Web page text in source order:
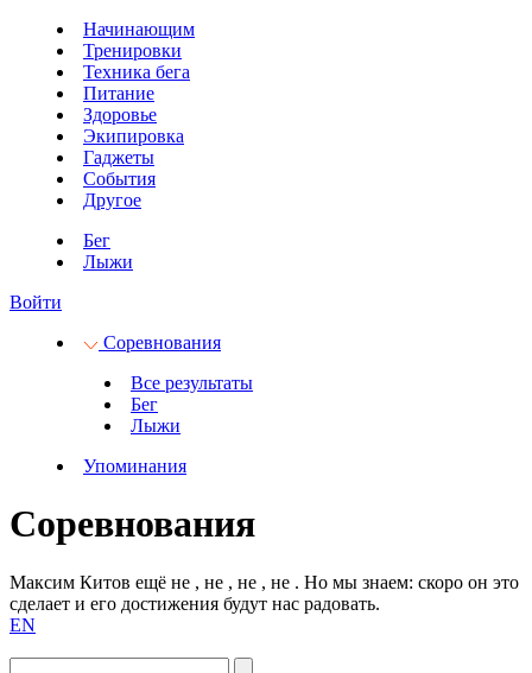
Начинающим
Тренировки
Техника бега
Питание
Здоровье
Экипировка
Гаджеты
События
Другое
Бег
Лыжи
Войти
Соревнования
Все результаты
Бег
Лыжи
Упоминания
Соревнования
Максим Китов ещё не , не , не , не . Но мы знаем: скоро он это
сделает и его достижения будут нас радовать.
EN